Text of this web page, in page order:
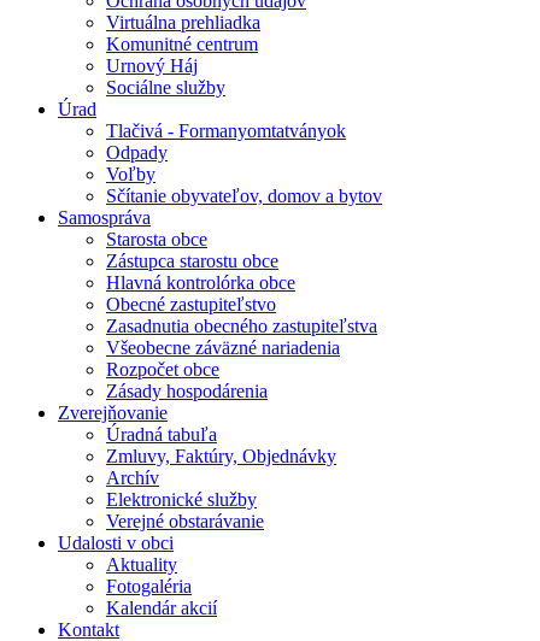
Virtuálna prehliadka
Komunitné centrum
Urnový Háj
Sociálne služby
Úrad
Tlačivá - Formanyomtatványok
Odpady
Voľby
Sčítanie obyvateľov, domov a bytov
Samospráva
Starosta obce
Zástupca starostu obce
Hlavná kontrolórka obce
Obecné zastupiteľstvo
Zasadnutia obecného zastupiteľstva
Všeobecne záväzné nariadenia
Rozpočet obce
Zásady hospodárenia
Zverejňovanie
Úradná tabuľa
Zmluvy, Faktúry, Objednávky
Archív
Elektronické služby
Verejné obstarávanie
Udalosti v obci
Aktuality
Fotogaléria
Kalendár akcií
Kontakt